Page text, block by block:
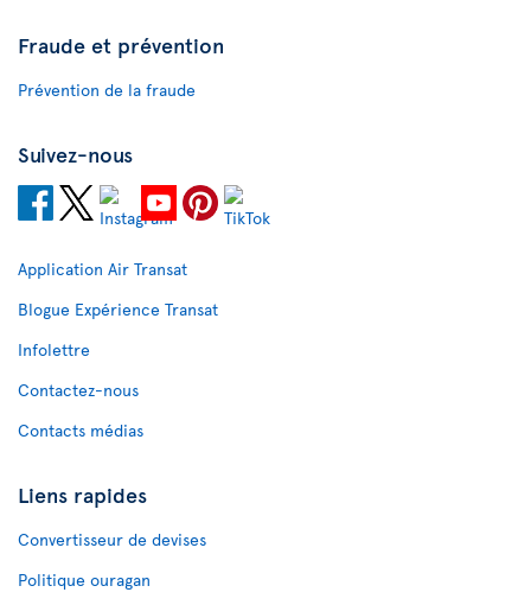
Fraude et prévention
Prévention de la fraude
Suivez-nous
Application Air Transat
Blogue Expérience Transat
Infolettre
Contactez-nous
Contacts médias
Liens rapides
Convertisseur de devises
Politique ouragan